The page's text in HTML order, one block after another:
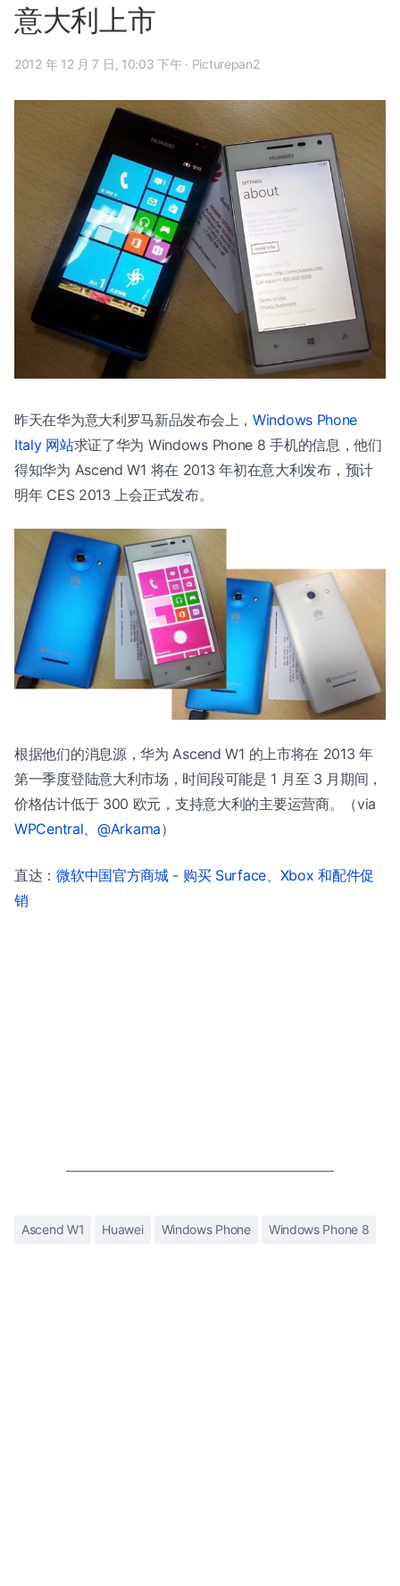
意大利上市
2012 年 12 月 7 日, 10:03 下午 · Picturepan2
昨天在华为意大利罗马新品发布会上， Windows Phone
Italy 网站求证了华为 Windows Phone 8 手机的信息，他们
得知华为 Ascend W1 将在 2013 年初在意大利发布，预计
明年 CES 2013 上会正式发布。
根据他们的消息源，华为 Ascend W1 的上市将在 2013 年
第一季度登陆意大利市场，时间段可能是 1 月至 3 月期间，
价格估计低于 300 欧元，支持意大利的主要运营商。（via
WPCentral、@Arkama）
直达：微软中国官方商城 - 购买 Surface、Xbox 和配件促
销
Ascend W1 Huawei Windows Phone Windows Phone 8